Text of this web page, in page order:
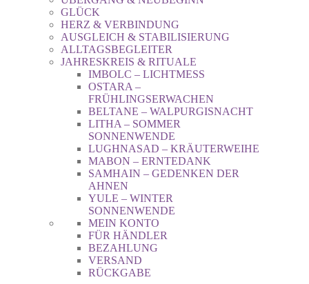
GLÜCK
HERZ & VERBINDUNG
AUSGLEICH & STABILISIERUNG
ALLTAGSBEGLEITER
JAHRESKREIS & RITUALE
IMBOLC – LICHTMESS
OSTARA –
FRÜHLINGSERWACHEN
BELTANE – WALPURGISNACHT
LITHA – SOMMER
SONNENWENDE
LUGHNASAD – KRÄUTERWEIHE
MABON – ERNTEDANK
SAMHAIN – GEDENKEN DER
AHNEN
YULE – WINTER
SONNENWENDE
MEIN KONTO
FÜR HÄNDLER
BEZAHLUNG
VERSAND
RÜCKGABE